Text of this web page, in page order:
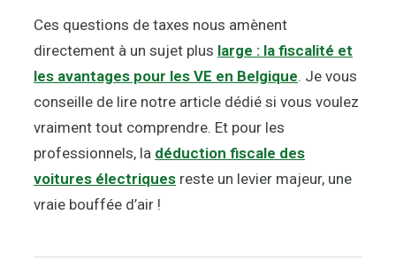
Ces questions de taxes nous amènent
directement à un sujet plus large : la fiscalité et
les avantages pour les VE en Belgique. Je vous
conseille de lire notre article dédié si vous voulez
vraiment tout comprendre. Et pour les
professionnels, la déduction fiscale des
voitures électriques reste un levier majeur, une
vraie bouffée d’air !